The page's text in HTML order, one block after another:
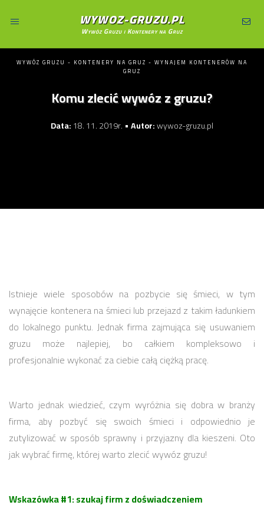
WYWOZ-GRUZU.PL
Wywóz Gruzu i Kontenery na Gruz
WYWÓZ GRUZU - KONTENERY NA GRUZ - WYNAJEM KONTENERÓW NA
GRUZ
Komu zlecić wywóz z gruzu?
Data:18. 11. 2019r. •Autor:wywoz-gruzu.pl
Istnieje wiele sposobów na pozbycie się śmieci, w tym
wynajęcie kontenera na śmieci lub przejazd z takim ładunkiem
do lokalnego punktu. Jednak firma zajmująca się usuwaniem
gruzu może najlepiej, bo całkiem kompleksowo i
profesjonalnie wykonać za ciebie całą ciężką pracę.
Warto jednak wiedzieć, czym wyróżnia się dobra w branży
firma, aby pozbyć się swoich śmieci i odpowiednio je
zutylizować w sposób sprawny i przyjazny dla kieszeni. Oto
jak wybrać firmę, której warto zlecić wywóz gruzu!
Wskazówka #1: szukaj firm z doświadczeniem